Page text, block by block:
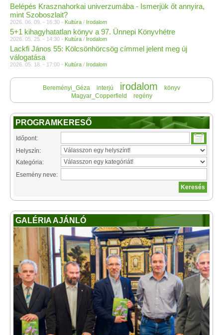
Belépés Krasznahorkai univerzumába - Ismerjük őt annyira,
mint Szoboszlait?
2026. 06. 09. - 16:30 - Kultúra / Irodalom
5+1 kihagyhatatlan könyv a 97. Ünnepi Könyvhétre
2026. 05. 25. - 14:30 - Kultúra / Irodalom
Lackfi János 55: Kölcsönhörcsög címmel jelent meg új
válogatása
2026. 05. 18. - 17:00 - Kultúra / Irodalom
Bereményi_Géza interjú irodalom
könyv
Magyar_Copperfield
regény
PROGRAMKERESŐ
Időpont:
Helyszín:
Kategória:
Esemény neve:
GALÉRIA AJÁNLÓ